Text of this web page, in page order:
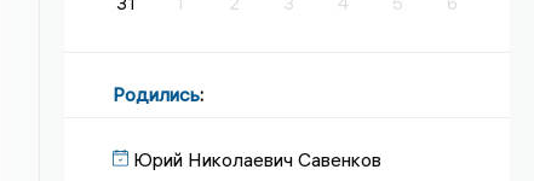
Родились:
Юрий Николаевич Савенков